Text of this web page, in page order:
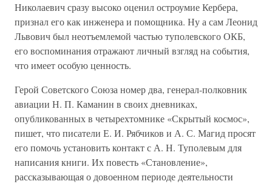
Николаевич сразу высоко оценил остроумие Кербера,
признал его как инженера и помощника. Ну а сам Леонид
Львович был неотъемлемой частью туполевского ОКБ,
его воспоминания отражают личный взгляд на события,
что имеет особую ценность.
Герой Советского Союза номер два, генерал-полковник
авиации Н. П. Каманин в своих дневниках,
опубликованных в четырехтомнике «Скрытый космос»,
пишет, что писатели Е. И. Рябчиков и А. С. Магид просят
его помочь установить контакт с А. Н. Туполевым для
написания книги. Их повесть «Становление»,
рассказывающая о довоенном периоде деятельности